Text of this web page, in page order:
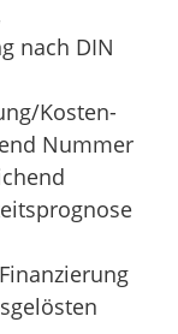
nach DIN
Kosten-
Nummer